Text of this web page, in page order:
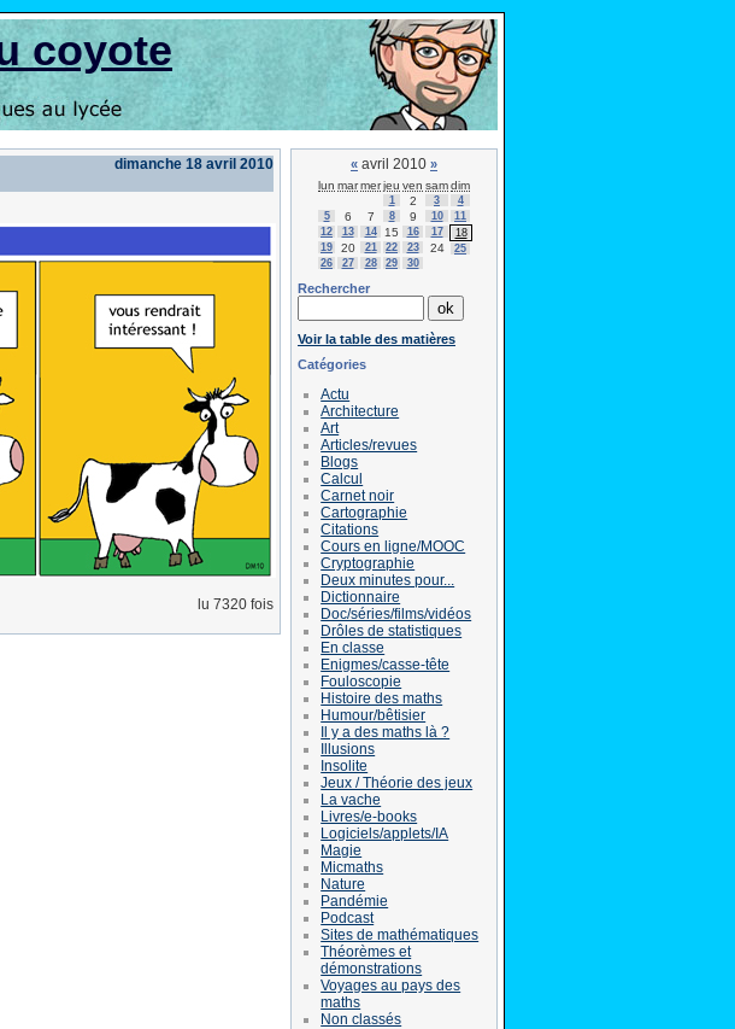
coyote
dimanche 18 avril 2010
lu 7320 fois
« avril 2010 »
lun marmerjeu ven samdim
1 2 3
4
5
6 7 8 9 10
11
12
13 14 15 16 17
18
19
20 21 22 23 24
25
26
27 28 29 30
Rechercher
Voir la table des matières
Catégories
Actu
Architecture
Art
Articles/revues
Blogs
Calcul
Carnet noir
Cartographie
Citations
Cours en ligne/MOOC
Cryptographie
Deux minutes pour...
Dictionnaire
Doc/séries/films/vidéos
Drôles de statistiques
En classe
Enigmes/casse-tête
Fouloscopie
Histoire des maths
Humour/bêtisier
Il y a des maths là ?
Illusions
Insolite
Jeux / Théorie des jeux
La vache
Livres/e-books
Logiciels/applets/IA
Magie
Micmaths
Nature
Pandémie
Podcast
Sites de mathématiques
Théorèmes et
démonstrations
Voyages au pays des
maths
Non classés